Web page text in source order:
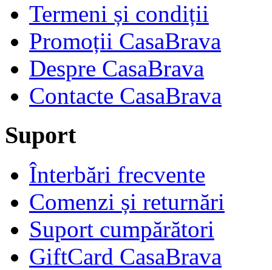
Termeni și condiții
Promoții CasaBrava
Despre CasaBrava
Contacte CasaBrava
Suport
Înterbări frecvente
Comenzi și returnări
Suport cumpărători
GiftCard CasaBrava